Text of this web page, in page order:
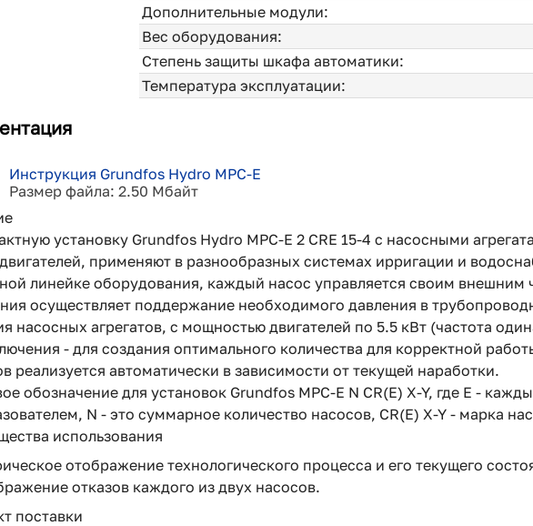
Дополнительные модули:
Вес оборудования:
Степень защиты шкафа автоматики:
Температура эксплуатации:
Инструкция Grundfos Hydro MPC-E
Размер файла: 2.50 Мбайт
установку Grundfos Hydro MPC-E 2 CRE 15-4 с насосными
применяют в разнообразных системах ирригации и
линейке оборудования, каждый насос управляется своим внешним
осуществляет поддержание необходимого давления в
насосных агрегатов, с мощностью двигателей по 5.5 кВт (частота
- для создания оптимального количества для корректной
реализуется автоматически в зависимости от текущей наработки.
обозначение для установок Grundfos MPC-E N CR(E) X-Y, где E -
N - это суммарное количество насосов, CR(E) X-Y - марка
использования
отображение технологического процесса и его текущего
отказов каждого из двух насосов.
поставки